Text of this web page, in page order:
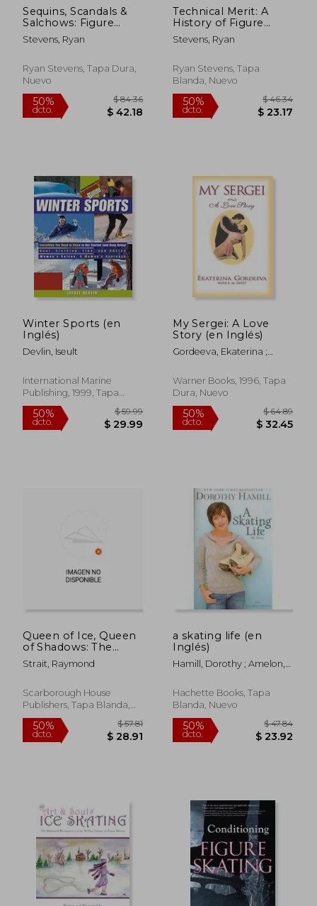
Sequins, Scandals &
Salchows: Figure
Skating in the 1980s
(en Inglés)
Stevens, Ryan
Ryan Stevens, Tapa Dura,
Nuevo
50% $ 84.36
Technical Merit: A
History of Figure
Skating Jumps (en
Inglés)
Stevens, Ryan
Ryan Stevens, Tapa
Blanda, Nuevo
50%
Winter Sports (en
Inglés)
Devlin, Iseult
International Marine
Publishing, 1999, Tapa
Blanda, Nuevo
50%
dcto.
$ 59.99
$ 29.99
My Sergei: A Love
Story (en Inglés)
Gordeeva, Ekaterina ;
Warner Books, 1996, Tapa
Dura, Nuevo
50%
dcto.
Queen of Ice, Queen
of Shadows: The
Unsuspected Life of
Sonja Henie (en
Strait, Raymond
Scarborough House
Publishers, Tapa Blanda,
Nuevo
a skating life (en
Inglés)
Hamill, Dorothy ; Amelon,
Hachette Books, Tapa
Blanda, Nuevo